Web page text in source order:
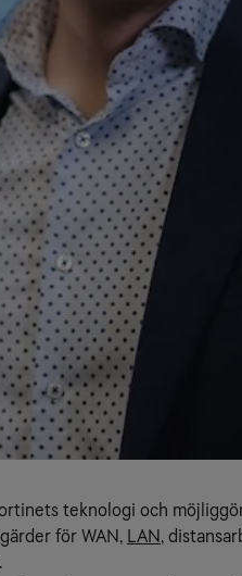
teknologi och
för WAN, LAN,
.